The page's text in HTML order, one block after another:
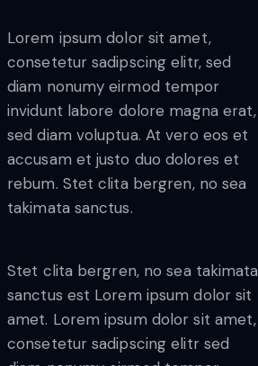
Lorem ipsum dolor sit amet,
consetetur sadipscing elitr, sed
diam nonumy eirmod tempor
invidunt labore dolore magna erat,
sed diam voluptua. At vero eos et
accusam et justo duo dolores et
rebum. Stet clita bergren, no sea
takimata sanctus.
Stet clita bergren, no sea takimata
sanctus est Lorem ipsum dolor sit
amet. Lorem ipsum dolor sit amet,
consetetur sadipscing elitr sed